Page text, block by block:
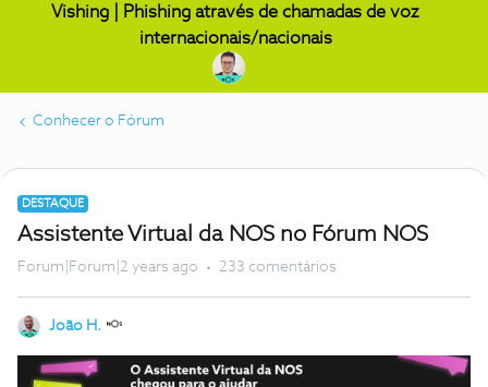
Vishing | Phishing através de chamadas de voz
internacionais/nacionais
Conhecer o Fórum
DESTAQUE
Assistente Virtual da NOS no Fórum NOS
Forum|Forum|2 years ago 233 comentários
João H.